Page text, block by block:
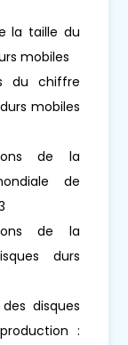
la taille du
mobiles
du chiffre
mobiles
de la
de
de la
durs
disques
: